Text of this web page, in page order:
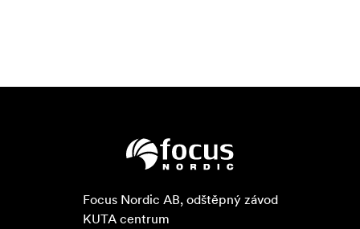
Focus Nordic AB, odštěpný závod
KUTA centrum